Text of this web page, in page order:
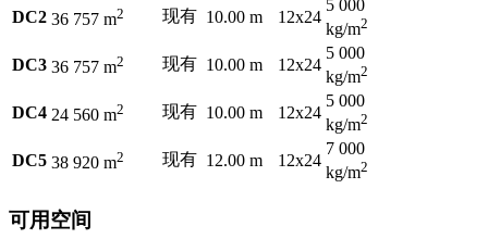
DC2 36 757 m2 现有 10.00 m 12x24
5 000
kg/m2
DC3 36 757 m2 现有 10.00 m 12x24
5 000
kg/m2
DC4 24 560 m2 现有 10.00 m 12x24
5 000
kg/m2
DC5 38 920 m2 现有 12.00 m 12x24
7 000
kg/m2
可用空间